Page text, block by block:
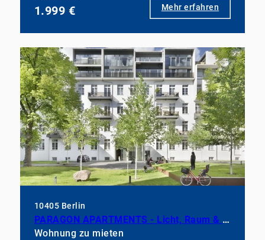
1.999 € Mehr erfahren
10405 Berlin
PARAGON APARTMENTS - Licht, Raum & modernes Wohnen
Wohnung zu mieten